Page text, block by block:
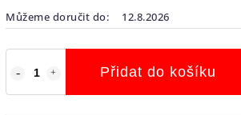
Můžeme doručit do:
12.8.2026
Přidat do košíku